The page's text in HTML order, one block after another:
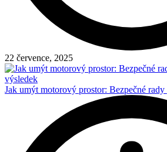
22 července, 2025
Jak umýt motorový prostor: Bezpečné